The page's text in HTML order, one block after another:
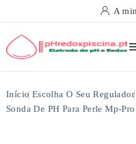
A
Início Escolha O Seu Regulador
Sonda De PH Para Perle Mp-